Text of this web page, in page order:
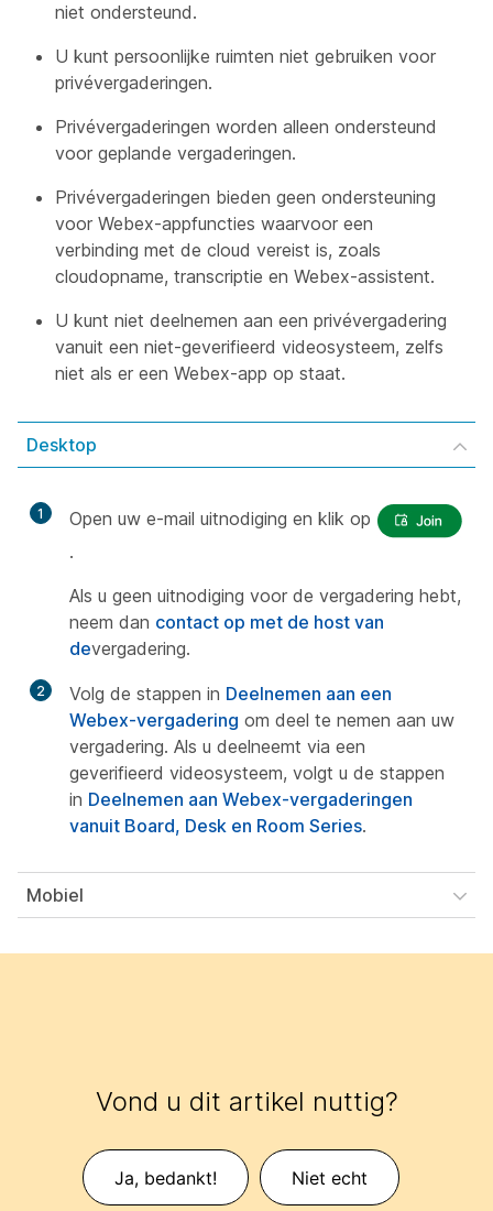
niet ondersteund.
U kunt persoonlijke ruimten niet gebruiken voor
privévergaderingen.
Privévergaderingen worden alleen ondersteund
voor geplande vergaderingen.
Privévergaderingen bieden geen ondersteuning
voor Webex-appfuncties waarvoor een
verbinding met de cloud vereist is, zoals
cloudopname, transcriptie en Webex-assistent.
U kunt niet deelnemen aan een privévergadering
vanuit een niet-geverifieerd videosysteem, zelfs
niet als er een Webex-app op staat.
Desktop
1
Open uw e-mail uitnodiging en klik op
.
Als u geen uitnodiging voor de vergadering hebt,
neem dan contact op met de host van
devergadering.
2 Volg de stappen in Deelnemen aan een
Webex-vergadering om deel te nemen aan uw
vergadering. Als u deelneemt via een
geverifieerd videosysteem, volgt u de stappen
in Deelnemen aan Webex-vergaderingen
vanuit Board, Desk en Room Series.
Mobiel
Vond u dit artikel nuttig?
Ja, bedankt! Niet echt